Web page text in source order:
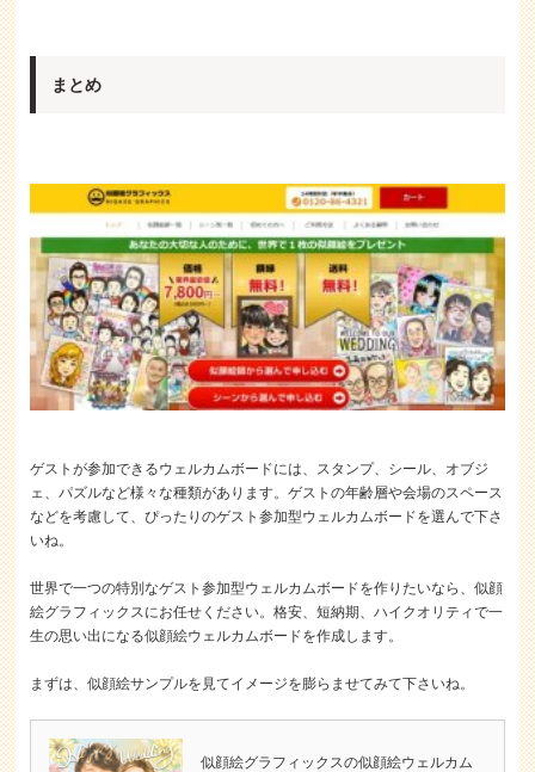
まとめ
ゲストが参加できるウェルカムボードには、スタンプ、シール、オブジ
ェ、パズルなど様々な種類があります。ゲストの年齢層や会場のスペース
などを考慮して、ぴったりのゲスト参加型ウェルカムボードを選んで下さ
いね。
世界で一つの特別なゲスト参加型ウェルカムボードを作りたいなら、似顔
絵グラフィックスにお任せください。格安、短納期、ハイクオリティで一
生の思い出になる似顔絵ウェルカムボードを作成します。
まずは、似顔絵サンプルを見てイメージを膨らませてみて下さいね。
似顔絵グラフィックスの似顔絵ウェルカム